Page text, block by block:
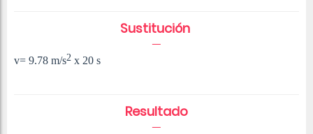
Sustitución
v= 9.78 m/s2 x 20 s
Resultado